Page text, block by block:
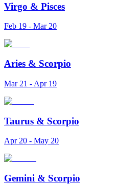
Virgo & Pisces
Feb 19 - Mar 20
Aries & Scorpio
Mar 21 - Apr 19
Taurus & Scorpio
Apr 20 - May 20
Gemini & Scorpio